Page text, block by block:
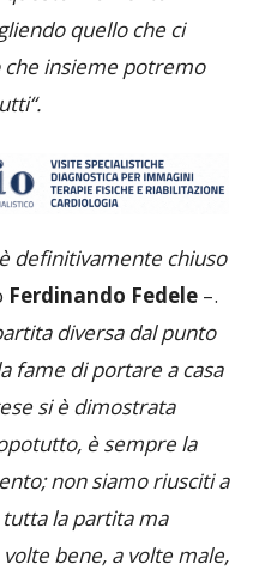
momento
quello che ci
e insieme potremo
definitivamente chiuso
Ferdinando Fedele–.
diversa dal punto
fame di portare a casa
si è dimostrata
è sempre la
non siamo riusciti a
la partita ma